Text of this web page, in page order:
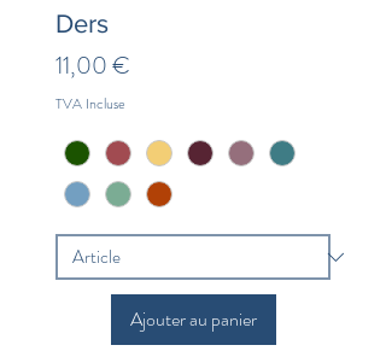
Ders
Prix
11,00 €
TVA Incluse
Ajouter au panier